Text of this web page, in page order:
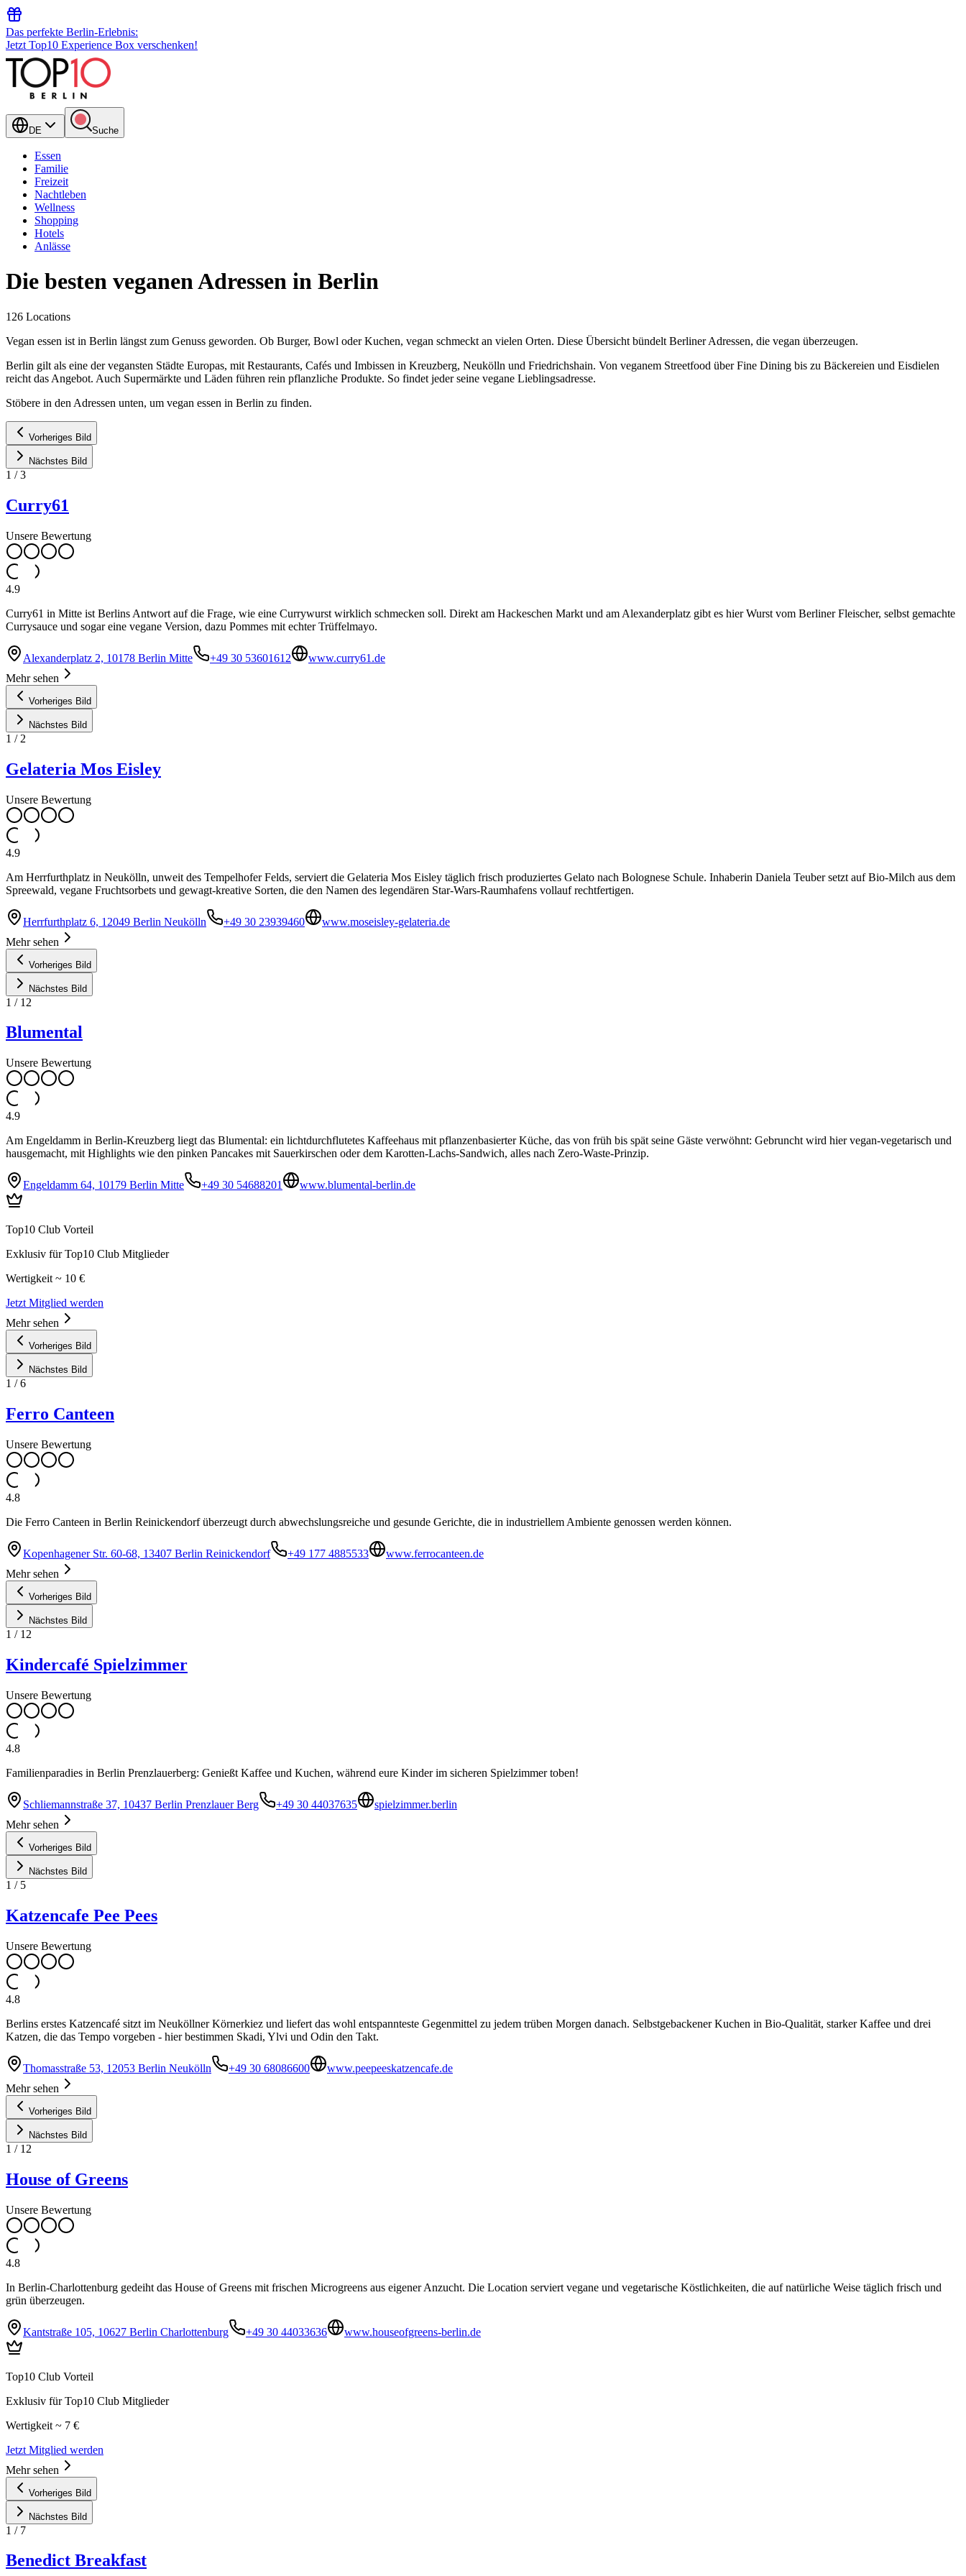
Das perfekte Berlin-Erlebnis:
Jetzt Top10 Experience Box verschenken!
DE Suche
Essen
Familie
Freizeit
Nachtleben
Wellness
Shopping
Hotels
Anlässe
Die besten veganen Adressen in Berlin
126 Locations
Vegan essen ist in Berlin längst zum Genuss geworden. Ob Burger, Bowl oder Kuchen, vegan schmeckt an vielen Orten. Diese Übersicht bündelt Berliner Adressen, die vegan überzeugen.
Berlin gilt als eine der vegansten Städte Europas, mit Restaurants, Cafés und Imbissen in Kreuzberg, Neukölln und Friedrichshain. Von veganem Streetfood über Fine Dining bis zu Bäckereien und Eisdielen
reicht das Angebot. Auch Supermärkte und Läden führen rein pflanzliche Produkte. So findet jeder seine vegane Lieblingsadresse.
Stöbere in den Adressen unten, um vegan essen in Berlin zu finden.
Vorheriges Bild
Nächstes Bild
1 /3
Curry61
Unsere Bewertung
4.9
Curry61 in Mitte ist Berlins Antwort auf die Frage, wie eine Currywurst wirklich schmecken soll. Direkt am Hackeschen Markt und am Alexanderplatz gibt es hier Wurst vom Berliner Fleischer, selbst gemachte
Currysauce und sogar eine vegane Version, dazu Pommes mit echter Trüffelmayo.
Alexanderplatz 2, 10178 Berlin Mitte +49 30 53601612
www.curry61.de
Mehr sehen
Vorheriges Bild
Nächstes Bild
1 / 2
Gelateria Mos Eisley
Unsere Bewertung
4.9
Am Herrfurthplatz in Neukölln, unweit des Tempelhofer Felds, serviert die Gelateria Mos Eisley täglich frisch produziertes Gelato nach Bolognese Schule. Inhaberin Daniela Teuber setzt auf Bio-Milch aus dem
Spreewald, vegane Fruchtsorbets und gewagt-kreative Sorten, die den Namen des legendären Star-Wars-Raumhafens vollauf rechtfertigen.
Herrfurthplatz 6, 12049 Berlin Neukölln +49 30 23939460
www.moseisley-gelateria.de
Mehr sehen
Vorheriges Bild
Nächstes Bild
1 / 12
Blumental
Unsere Bewertung
4.9
Am Engeldamm in Berlin-Kreuzberg liegt das Blumental: ein lichtdurchflutetes Kaffeehaus mit pflanzenbasierter Küche, das von früh bis spät seine Gäste verwöhnt: Gebruncht wird hier vegan-vegetarisch und
hausgemacht, mit Highlights wie den pinken Pancakes mit Sauerkirschen oder dem Karotten-Lachs-Sandwich, alles nach Zero-Waste-Prinzip.
Engeldamm 64, 10179 Berlin Mitte +49 30 54688201 www.blumental-berlin.de
Top10 Club Vorteil
Exklusiv für Top10 Club Mitglieder
Wertigkeit ~ 10 €
Jetzt Mitglied werden
Mehr sehen
Vorheriges Bild
Nächstes Bild
1 /6
Ferro Canteen
Unsere Bewertung
4.8
Die Ferro Canteen in Berlin Reinickendorf überzeugt durch abwechslungsreiche und gesunde Gerichte, die in industriellem Ambiente genossen werden können.
Kopenhagener Str. 60-68, 13407 Berlin Reinickendorf +49 177 4885533
www.ferrocanteen.de
Mehr sehen
Vorheriges Bild
Nächstes Bild
1 / 12
Kindercafé Spielzimmer
Unsere Bewertung
4.8
Familienparadies in Berlin Prenzlauerberg: Genießt Kaffee und Kuchen, während eure Kinder im sicheren Spielzimmer toben!
Schliemannstraße 37, 10437 Berlin Prenzlauer Berg +49 30 44037635
spielzimmer.berlin
Mehr sehen
Vorheriges Bild
Nächstes Bild
1 / 5
Katzencafe Pee Pees
Unsere Bewertung
4.8
Berlins erstes Katzencafé sitzt im Neuköllner Körnerkiez und liefert das wohl entspannteste Gegenmittel zu jedem trüben Morgen danach. Selbstgebackener Kuchen in Bio-Qualität, starker Kaffee und drei
Katzen, die das Tempo vorgeben - hier bestimmen Skadi, Ylvi und Odin den Takt.
Thomasstraße 53, 12053 Berlin Neukölln +49 30 68086600
www.peepeeskatzencafe.de
Mehr sehen
Vorheriges Bild
Nächstes Bild
1 / 12
House of Greens
Unsere Bewertung
4.8
In Berlin-Charlottenburg gedeiht das House of Greens mit frischen Microgreens aus eigener Anzucht. Die Location serviert vegane und vegetarische Köstlichkeiten, die auf natürliche Weise täglich frisch und
grün überzeugen.
Kantstraße 105, 10627 Berlin Charlottenburg +49 30 44033636 www.houseofgreens-berlin.de
Top10 Club Vorteil
Exklusiv für Top10 Club Mitglieder
Wertigkeit ~ 7 €
Jetzt Mitglied werden
Mehr sehen
Vorheriges Bild
Nächstes Bild
1 / 7
Benedict Breakfast